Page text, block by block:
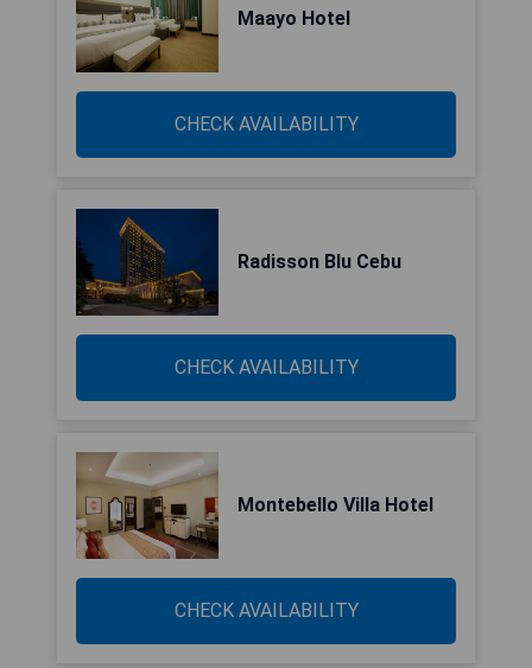
Maayo Hotel
CHECK AVAILABILITY
Radisson Blu Cebu
CHECK AVAILABILITY
Montebello Villa Hotel
CHECK AVAILABILITY